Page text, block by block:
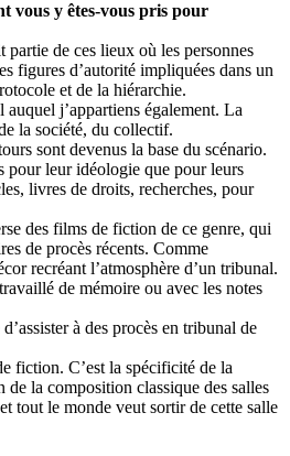
vous y êtes-vous pris pour
de ces lieux où les personnes
figures d’autorité impliquées dans un
et de la hiérarchie.
j’appartiens également. La
la société, du collectif.
sont devenus la base du scénario.
pour leur idéologie que pour leurs
livres de droits, recherches, pour
des films de fiction de ce genre, qui
de procès récents. Comme
recréant l’atmosphère d’un tribunal.
de mémoire ou avec les notes
à des procès en tribunal de
fiction. C’est la spécificité de la
la composition classique des salles
tout le monde veut sortir de cette salle